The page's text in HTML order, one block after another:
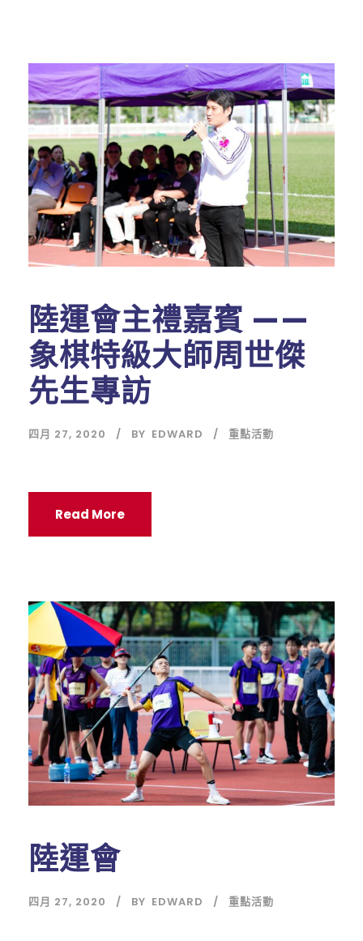
陸運會主禮嘉賓 ——
象棋特級大師周世傑
先生專訪
四月 27, 2020 BY EDWARD 重點活動
Read More
陸運會
四月 27, 2020 BY EDWARD 重點活動